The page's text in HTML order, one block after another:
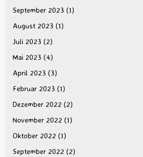
September 2023 (1)
August 2023 (1)
Juli 2023 (2)
Mai 2023 (4)
April 2023 (3)
Februar 2023 (1)
Dezember 2022 (2)
November 2022 (1)
Oktober 2022 (1)
September 2022 (2)